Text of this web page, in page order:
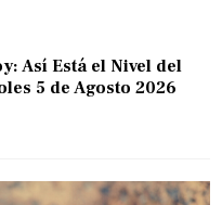
Así Está el Nivel del
5 de Agosto 2026